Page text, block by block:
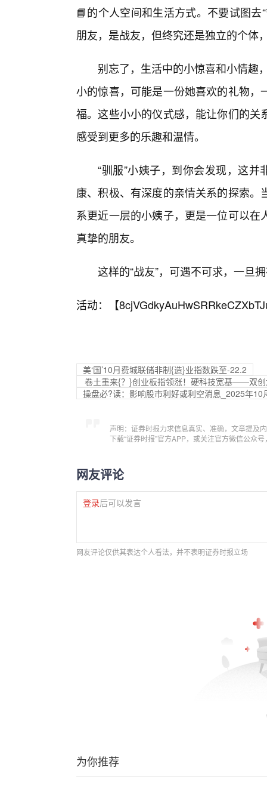
📘的个人空间和生活方式。不要试图
朋友，是战友，但终究还是独立的个体
别忘了，生活中的小惊喜和小情趣
小的惊喜，可能是一份她喜欢的礼物
福。这些小小的仪式感，能让你们的
感受到更多的乐趣和温情。
“驯服”小姨子，到你会发现，这
康、积极、有深度的亲情关系的探索
系更近一层的小姨子，更是一位可以
真挚的朋友。
这样的“战友”，可遇不可求，一旦
活动：【
美‘国’10月费城联储非制{造}业指数跌至-22.2
卷土重来{？}创业板指领涨！硬科技宽基——双
操盘必?读：影响股市利好或利空消息_2025年10
声明：证券时报力求信息真实、准确，文章提及
下载“证券时报”官方APP，或关注官方微信公众
网友评论
登录后可以发言
网友评论仅供其表达个人看法，并不表明证券时报立场
为你推荐